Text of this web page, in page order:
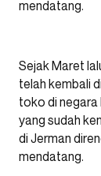
Sejak Maret
telah kembali
toko di negara
yang sudah
di Jerman
mendatang.